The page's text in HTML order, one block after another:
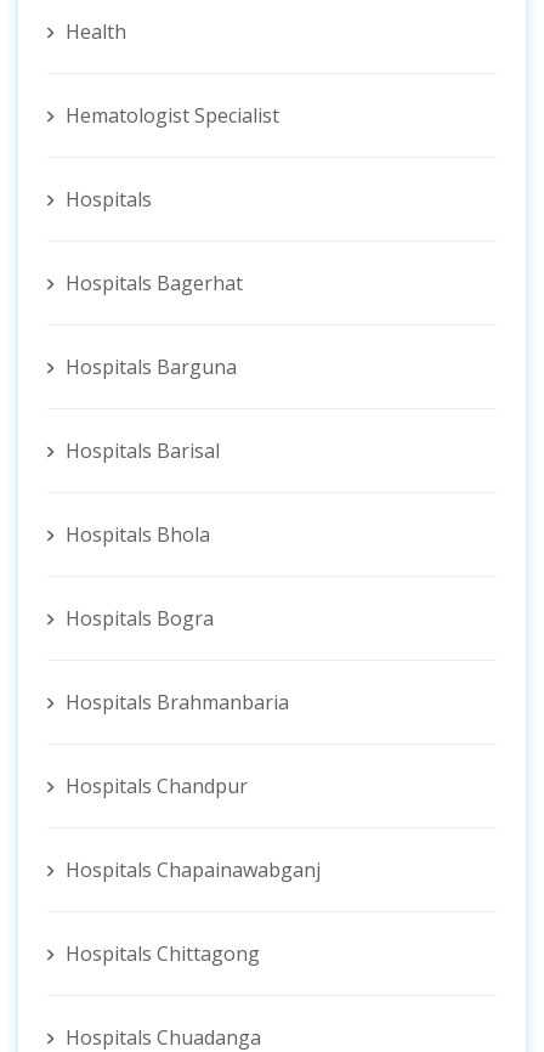
Health
Hematologist ‍Specialist
Hospitals
Hospitals Bagerhat
Hospitals Barguna
Hospitals Barisal
Hospitals Bhola
Hospitals Bogra
Hospitals Brahmanbaria
Hospitals Chandpur
Hospitals Chapainawabganj
Hospitals Chittagong
Hospitals Chuadanga